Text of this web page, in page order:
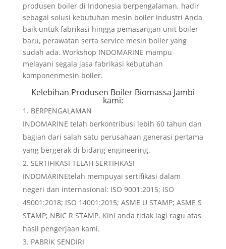
produsen boiler di Indonesia berpengalaman, hadir
sebagai solusi kebutuhan mesin boiler industri Anda
baik untuk fabrikasi hingga pemasangan unit boiler
baru, perawatan serta service mesin boiler yang
sudah ada. Workshop INDOMARINE mampu
melayani segala jasa fabrikasi kebutuhan
komponenmesin boiler.
Kelebihan Produsen Boiler Biomassa Jambi
kami:
BERPENGALAMAN
INDOMARINE telah berkontribusi lebih 60 tahun dan
bagian dari salah satu perusahaan generasi pertama
yang bergerak di bidang engineering.
SERTIFIKASI TELAH SERTIFIKASI
INDOMARINEtelah mempuyai sertifikasi dalam
negeri dan internasional: ISO 9001:2015; ISO
45001:2018; ISO 14001:2015; ASME U STAMP; ASME S
STAMP; NBIC R STAMP. Kini anda tidak lagi ragu atas
hasil pengerjaan kami.
PABRIK SENDIRI